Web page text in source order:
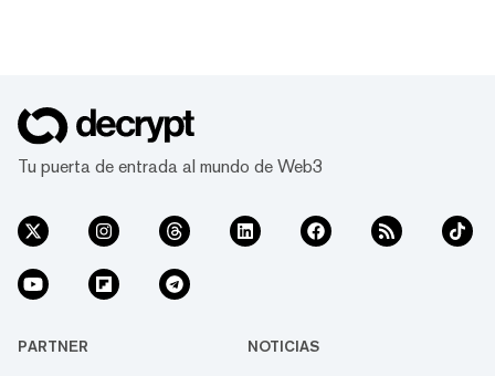
Tu puerta de entrada al mundo de Web3
PARTNER NOTICIAS